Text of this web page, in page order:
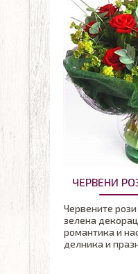
ЧЕРВЕНИ
Червените
зелена
романтика и
делника и